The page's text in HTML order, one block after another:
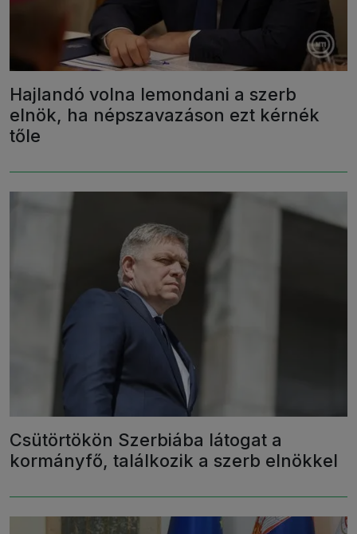
Hajlandó volna lemondani a szerb
elnök, ha népszavazáson ezt kérnék
tőle
Csütörtökön Szerbiába látogat a
kormányfő, találkozik a szerb elnökkel